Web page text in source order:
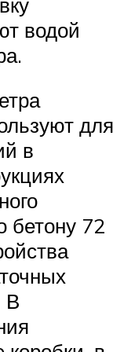
водой
для
в
бетону 72
В